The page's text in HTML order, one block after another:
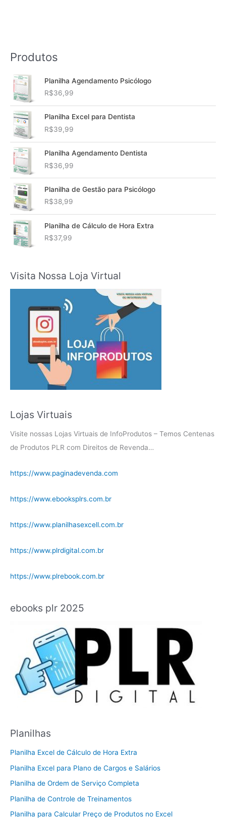
Produtos
Planilha Agendamento Psicólogo
R$36,99
Planilha Excel para Dentista
R$39,99
Planilha Agendamento Dentista
R$36,99
Planilha de Gestão para Psicólogo
R$38,99
Planilha de Cálculo de Hora Extra
R$37,99
Visita Nossa Loja Virtual
Lojas Virtuais
Visite nossas Lojas Virtuais de InfoProdutos – Temos Centenas
de Produtos PLR com Direitos de Revenda…
https://www.paginadevenda.com
https://www.ebooksplrs.com.br
https://www.planilhasexcell.com.br
https://www.plrdigital.com.br
https://www.plrebook.com.br
ebooks plr 2025
Planilhas
Planilha Excel de Cálculo de Hora Extra
Planilha Excel para Plano de Cargos e Salários
Planilha de Ordem de Serviço Completa
Planilha de Controle de Treinamentos
Planilha para Calcular Preço de Produtos no Excel